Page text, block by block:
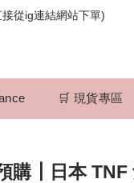
從ig連結網站下單)
🛒 現貨專區
購┃日本 TNF